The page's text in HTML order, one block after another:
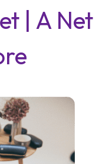
| A Net